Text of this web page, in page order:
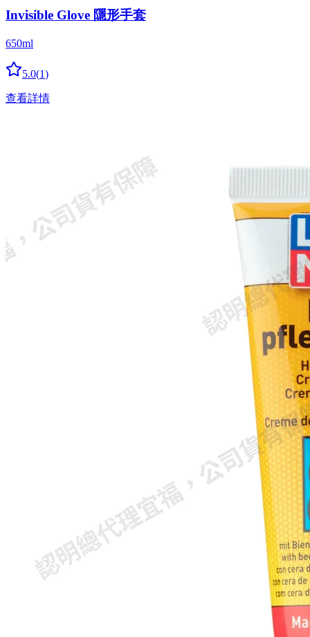
Invisible Glove 隱形手套
650ml
5.0(1)
查看詳情